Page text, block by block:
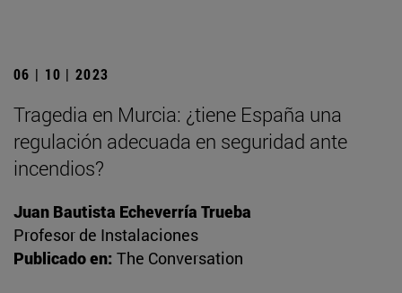
06 | 10 | 2023
Tragedia en Murcia: ¿tiene España una
regulación adecuada en seguridad ante
incendios?
Juan Bautista Echeverría Trueba
Profesor de Instalaciones
Publicado en: The Conversation